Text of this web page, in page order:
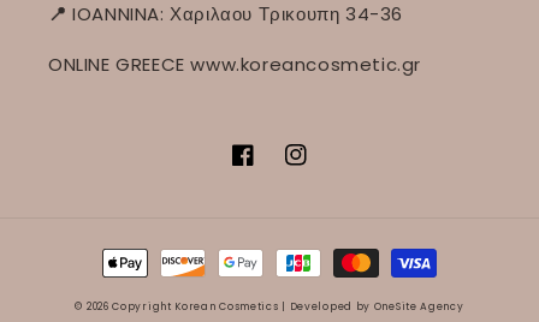
📍 IOANNINA: Χαριλαου Τρικουπη 34-36
ONLINE GREECE www.koreancosmetic.gr
FacebookInstagram
Μέθοδοι
πληρωμής
© 2026 Copyright Korean Cosmetics | Developed by OneSite Agency